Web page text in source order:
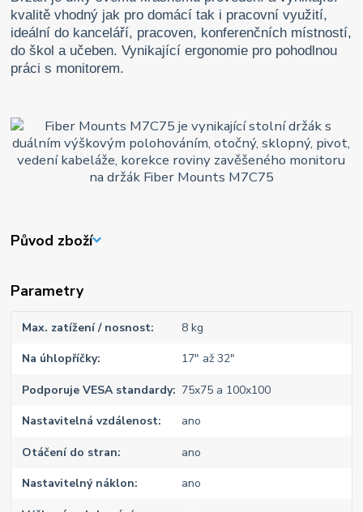
kvalitě vhodný jak pro domácí tak i pracovní využití,
ideální do kanceláří, pracoven, konferenčních místností,
do škol a učeben. Vynikající ergonomie pro pohodlnou
práci s monitorem.
Původ zboží
Parametry
Max. zatížení / nosnost 8 kg
Na úhlopříčky 17" až 32"
Podporuje VESA standardy 75x75 a 100x100
Nastavitelná vzdálenost ano
Otáčení do stran ano
Nastavitelný náklon ano